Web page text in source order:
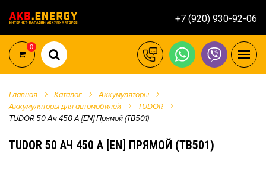
+7 (920) 930-92-06
0
Главная Каталог
Аккумуляторы
Аккумуляторы для автомобилей
TUDOR
TUDOR 50 Ач 450 А [EN] Прямой (TB501)
TUDOR 50 АЧ 450 А [EN] ПРЯМОЙ (TB501)